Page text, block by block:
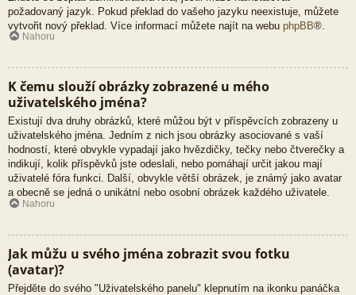
požadovaný jazyk. Pokud překlad do vašeho jazyku neexistuje, můžete
vytvořit nový překlad. Více informací můžete najít na webu phpBB®.
Nahoru
K čemu slouží obrázky zobrazené u mého
uživatelského jména?
Existují dva druhy obrázků, které můžou být v příspěvcích zobrazeny u
uživatelského jména. Jedním z nich jsou obrázky asociované s vaší
hodností, které obvykle vypadají jako hvězdičky, tečky nebo čtverečky a
indikují, kolik příspěvků jste odeslali, nebo pomáhají určit jakou mají
uživatelé fóra funkci. Další, obvykle větší obrázek, je známý jako avatar
a obecně se jedná o unikátní nebo osobní obrázek každého uživatele.
Nahoru
Jak můžu u svého jména zobrazit svou fotku
(avatar)?
Přejděte do svého "Uživatelského panelu" klepnutím na ikonku panáčka